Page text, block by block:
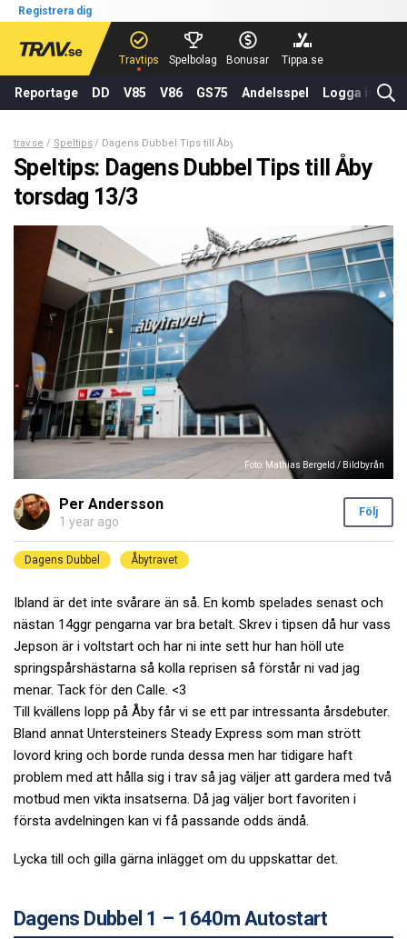
Registrera dig
Travtips Spelbolag Bonusar Tippa.se
Reportage DD V85 V86 GS75 Andelsspel Logga in
trav.se Speltips Dagens Dubbel Tips till Åby torsdag 13/3
Speltips: Dagens Dubbel Tips till Åby
torsdag 13/3
Foto: Mathias Bergeld / Bildbyrån
Per Andersson
1 year ago
Följ
Dagens Dubbel Åbytravet
Ibland är det inte svårare än så. En komb spelades senast och
nästan 14ggr pengarna var bra betalt. Skrev i tipsen då hur vass
Jepson är i voltstart och har ni inte sett hur han höll ute
springspårshästarna så kolla reprisen så förstår ni vad jag
menar. Tack för den Calle. <3
Till kvällens lopp på Åby får vi se ett par intressanta årsdebuter.
Bland annat Untersteiners Steady Express som man strött
lovord kring och borde runda dessa men har tidigare haft
problem med att hålla sig i trav så jag väljer att gardera med två
motbud men vikta insatserna. Då jag väljer bort favoriten i
första avdelningen kan vi få passande odds ändå.
Lycka till och gilla gärna inlägget om du uppskattar det.
Dagens Dubbel 1 – 1640m Autostart